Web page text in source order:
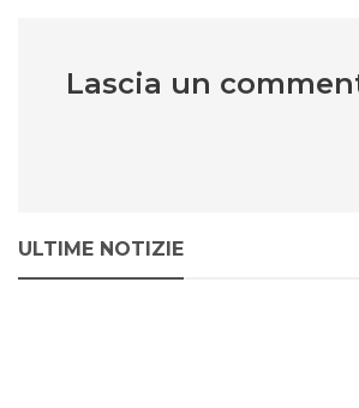
Lascia un
ULTIME NOTIZIE